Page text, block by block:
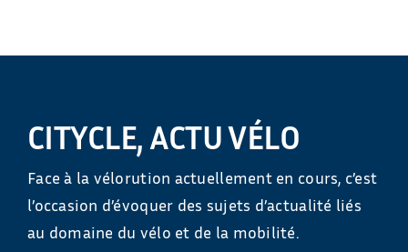
CITYCLE, ACTU VÉLO
Face à la vélorution actuellement en cours, c’est
l’occasion d’évoquer des sujets d’actualité liés
au domaine du vélo et de la mobilité.